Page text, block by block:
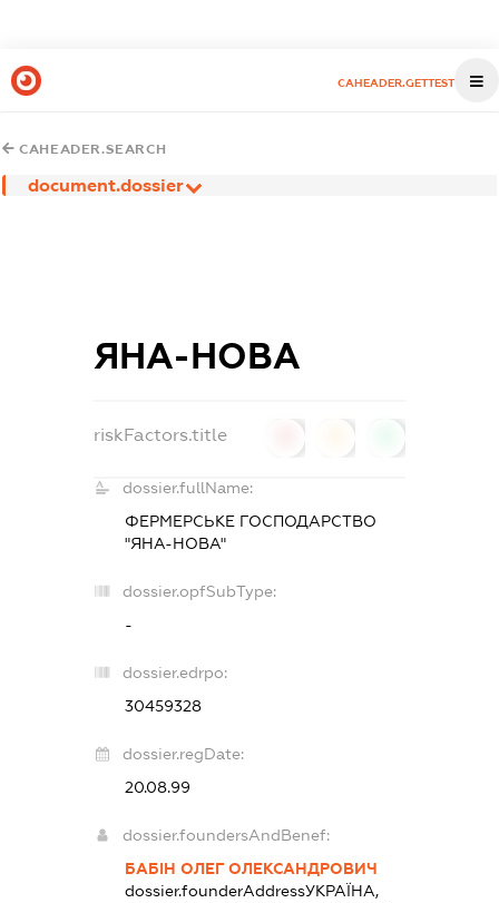
CAHEADER.GETTEST
CAHEADER.SEARCH
document.dossier
ЯНА-НОВА
riskFactors.title
dossier.fullName:
ФЕРМЕРСЬКЕ ГОСПОДАРСТВО
"ЯНА-НОВА"
dossier.opfSubType:
-
dossier.edrpo:
30459328
dossier.regDate:
20.08.99
dossier.foundersAndBenef:
БАБІН ОЛЕГ ОЛЕКСАНДРОВИЧ
dossier.founderAddressУКРАЇНА,